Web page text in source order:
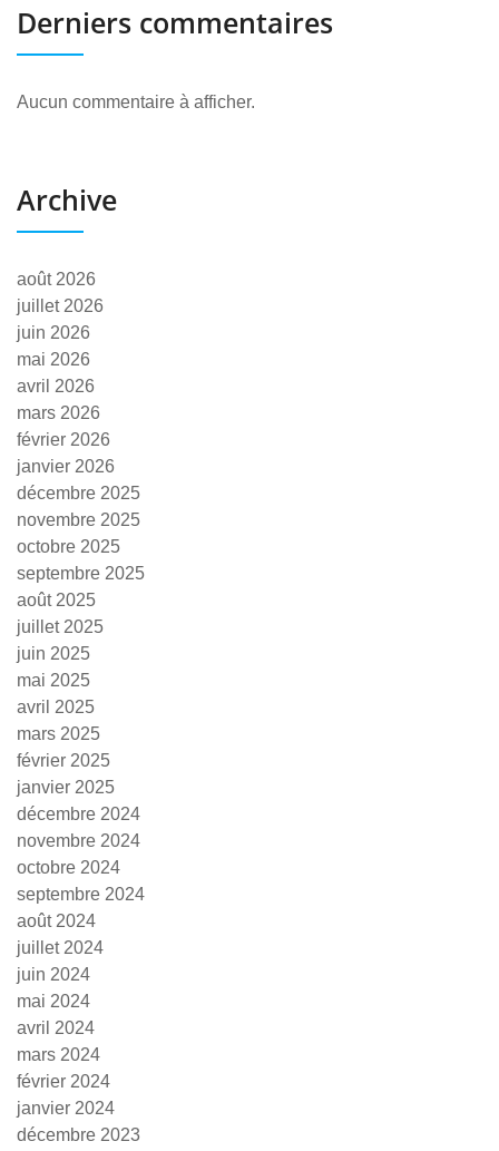
Derniers commentaires
Aucun commentaire à afficher.
Archive
août 2026
juillet 2026
juin 2026
mai 2026
avril 2026
mars 2026
février 2026
janvier 2026
décembre 2025
novembre 2025
octobre 2025
septembre 2025
août 2025
juillet 2025
juin 2025
mai 2025
avril 2025
mars 2025
février 2025
janvier 2025
décembre 2024
novembre 2024
octobre 2024
septembre 2024
août 2024
juillet 2024
juin 2024
mai 2024
avril 2024
mars 2024
février 2024
janvier 2024
décembre 2023